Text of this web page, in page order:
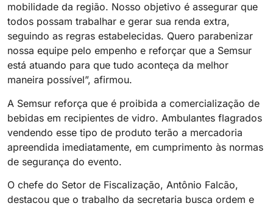
mobilidade da região. Nosso objetivo é assegurar que
todos possam trabalhar e gerar sua renda extra,
seguindo as regras estabelecidas. Quero parabenizar
nossa equipe pelo empenho e reforçar que a Semsur
está atuando para que tudo aconteça da melhor
maneira possível”, afirmou.
A Semsur reforça que é proibida a comercialização de
bebidas em recipientes de vidro. Ambulantes flagrados
vendendo esse tipo de produto terão a mercadoria
apreendida imediatamente, em cumprimento às normas
de segurança do evento.
O chefe do Setor de Fiscalização, Antônio Falcão,
destacou que o trabalho da secretaria busca ordem e